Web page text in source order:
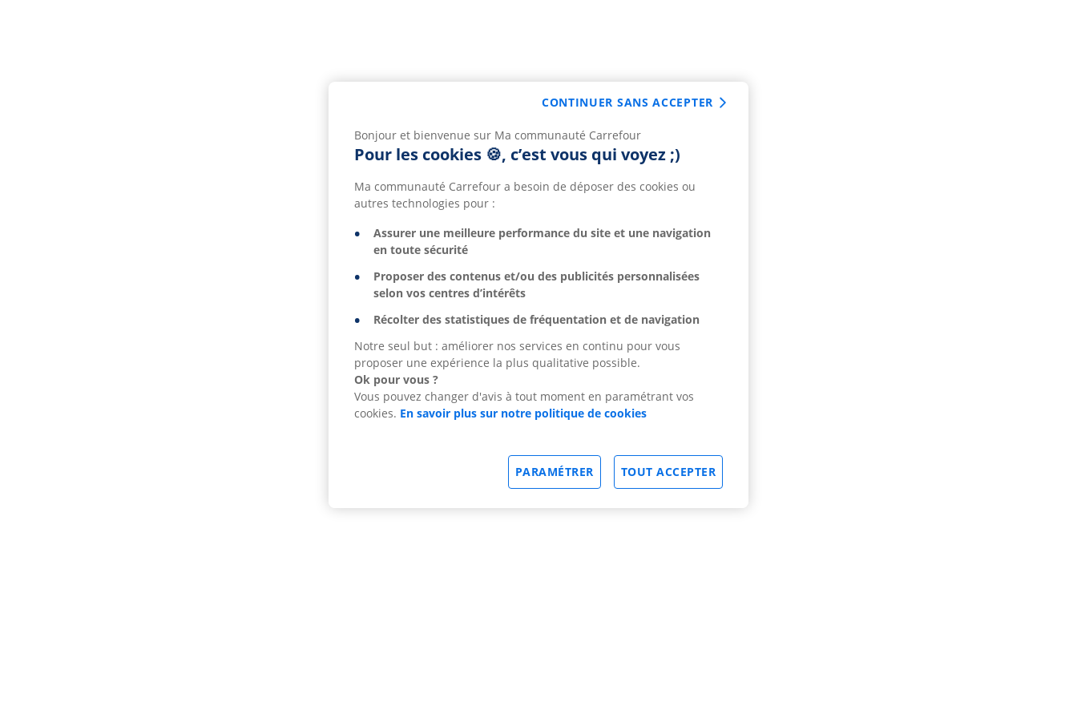
Bonjour et bienvenue sur Ma communauté Carrefour
Pour les cookies 🍪, c’est vous qui voyez ;)
Ma communauté Carrefour a besoin de déposer des cookies ou
autres technologies pour :
Assurer une meilleure performance du site et une navigation
en toute sécurité
Proposer des contenus et/ou des publicités personnalisées
selon vos centres d’intérêts
Récolter des statistiques de fréquentation et de navigation
Notre seul but : améliorer nos services en continu pour vous
proposer une expérience la plus qualitative possible.
Ok pour vous ?
Vous pouvez changer d'avis à tout moment en paramétrant vos
cookies. En savoir plus sur notre politique de cookies
TOUT ACCEPTER
PARAMÉTRER
CONTINUER SANS ACCEPTER